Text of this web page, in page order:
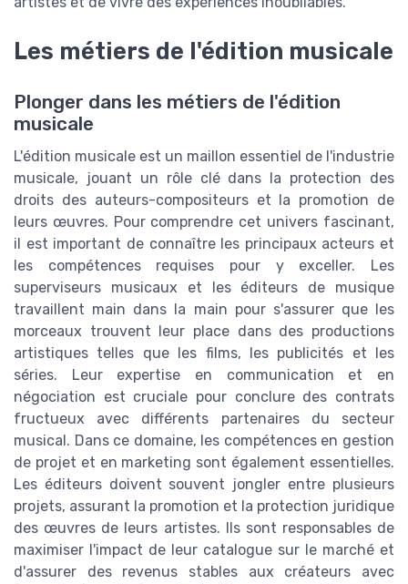
Les métiers de l'édition musicale
Plonger dans les métiers de l'édition
musicale
L'édition musicale est un maillon essentiel de l'industrie
musicale, jouant un rôle clé dans la protection des
droits des auteurs-compositeurs et la promotion de
leurs œuvres. Pour comprendre cet univers fascinant,
il est important de connaître les principaux acteurs et
les compétences requises pour y exceller. Les
superviseurs musicaux et les éditeurs de musique
travaillent main dans la main pour s'assurer que les
morceaux trouvent leur place dans des productions
artistiques telles que les films, les publicités et les
séries. Leur expertise en communication et en
négociation est cruciale pour conclure des contrats
fructueux avec différents partenaires du secteur
musical. Dans ce domaine, les compétences en gestion
de projet et en marketing sont également essentielles.
Les éditeurs doivent souvent jongler entre plusieurs
projets, assurant la promotion et la protection juridique
des œuvres de leurs artistes. Ils sont responsables de
maximiser l'impact de leur catalogue sur le marché et
d'assurer des revenus stables aux créateurs avec